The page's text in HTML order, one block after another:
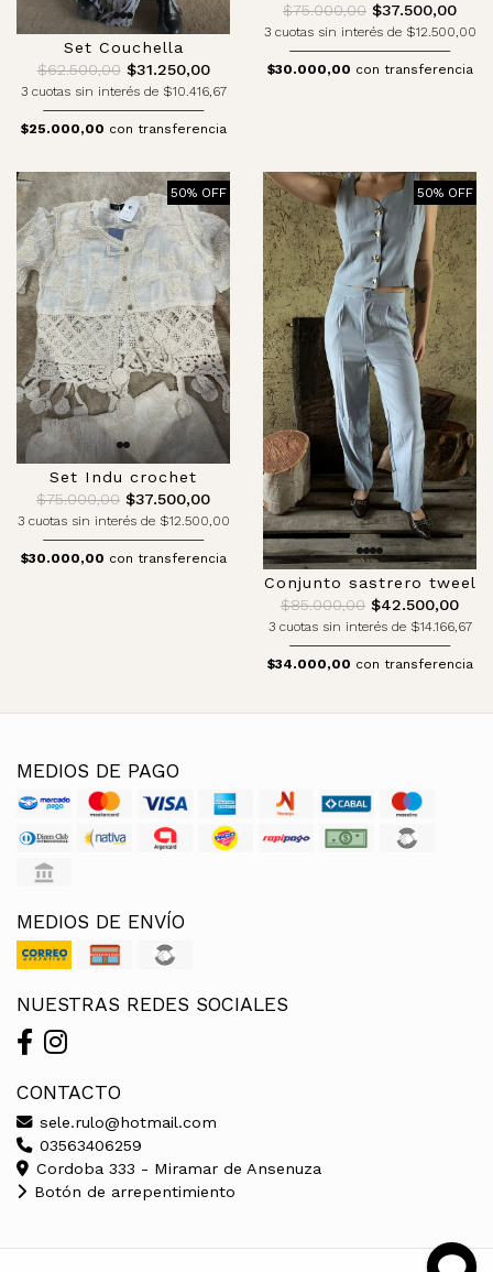
Set Couchella
$62.500,00$31.250,00
3 cuotas sin interés de $10.416,67
$25.000,00 con transferencia
$75.000,00 $37.500,00
3 cuotas sin interés de $12.500,00
$30.000,00 con transferencia
50% OFF
Set Indu crochet
$75.000,00 $37.500,00
3 cuotas sin interés de $12.500,00
$30.000,00 con transferencia
50% OFF
Conjunto sastrero tweel
$85.000,00 $42.500,00
3 cuotas sin interés de $14.166,67
$34.000,00 con transferencia
MEDIOS DE PAGO
MEDIOS DE ENVÍO
NUESTRAS REDES SOCIALES
CONTACTO
sele.rulo@hotmail.com
03563406259
Cordoba 333 - Miramar de Ansenuza
Botón de arrepentimiento